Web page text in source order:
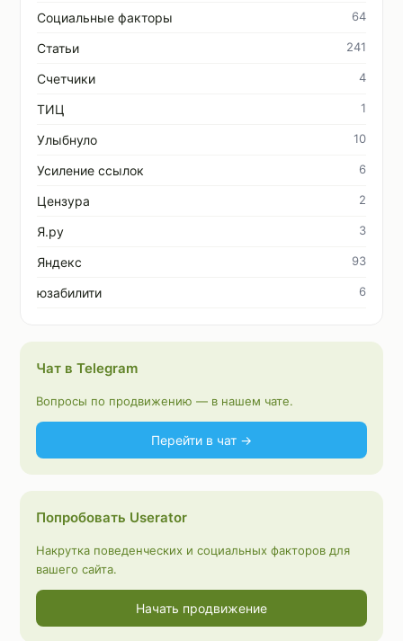
Социальные факторы 64
Статьи 241
Счетчики 4
ТИЦ 1
Улыбнуло 10
Усиление ссылок 6
Цензура 2
Я.ру 3
Яндекс 93
юзабилити 6
Чат в Telegram
Вопросы по продвижению — в нашем чате.
Перейти в чат →
Попробовать Userator
Накрутка поведенческих и социальных факторов для
вашего сайта.
Начать продвижение